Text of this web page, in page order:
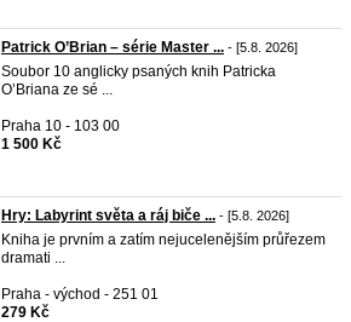
Patrick O’Brian – série Master ... - [5.8. 2026]
Soubor 10 anglicky psaných knih Patricka
O’Briana ze sé ...
Praha 10 - 103 00
1 500 Kč
Hry: Labyrint světa a ráj biče ... - [5.8. 2026]
Kniha je prvním a zatím nejucelenějším průřezem
dramati ...
Praha - východ - 251 01
279 Kč